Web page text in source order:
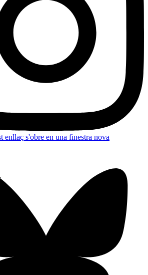
enllaç s'obre en una finestra nova